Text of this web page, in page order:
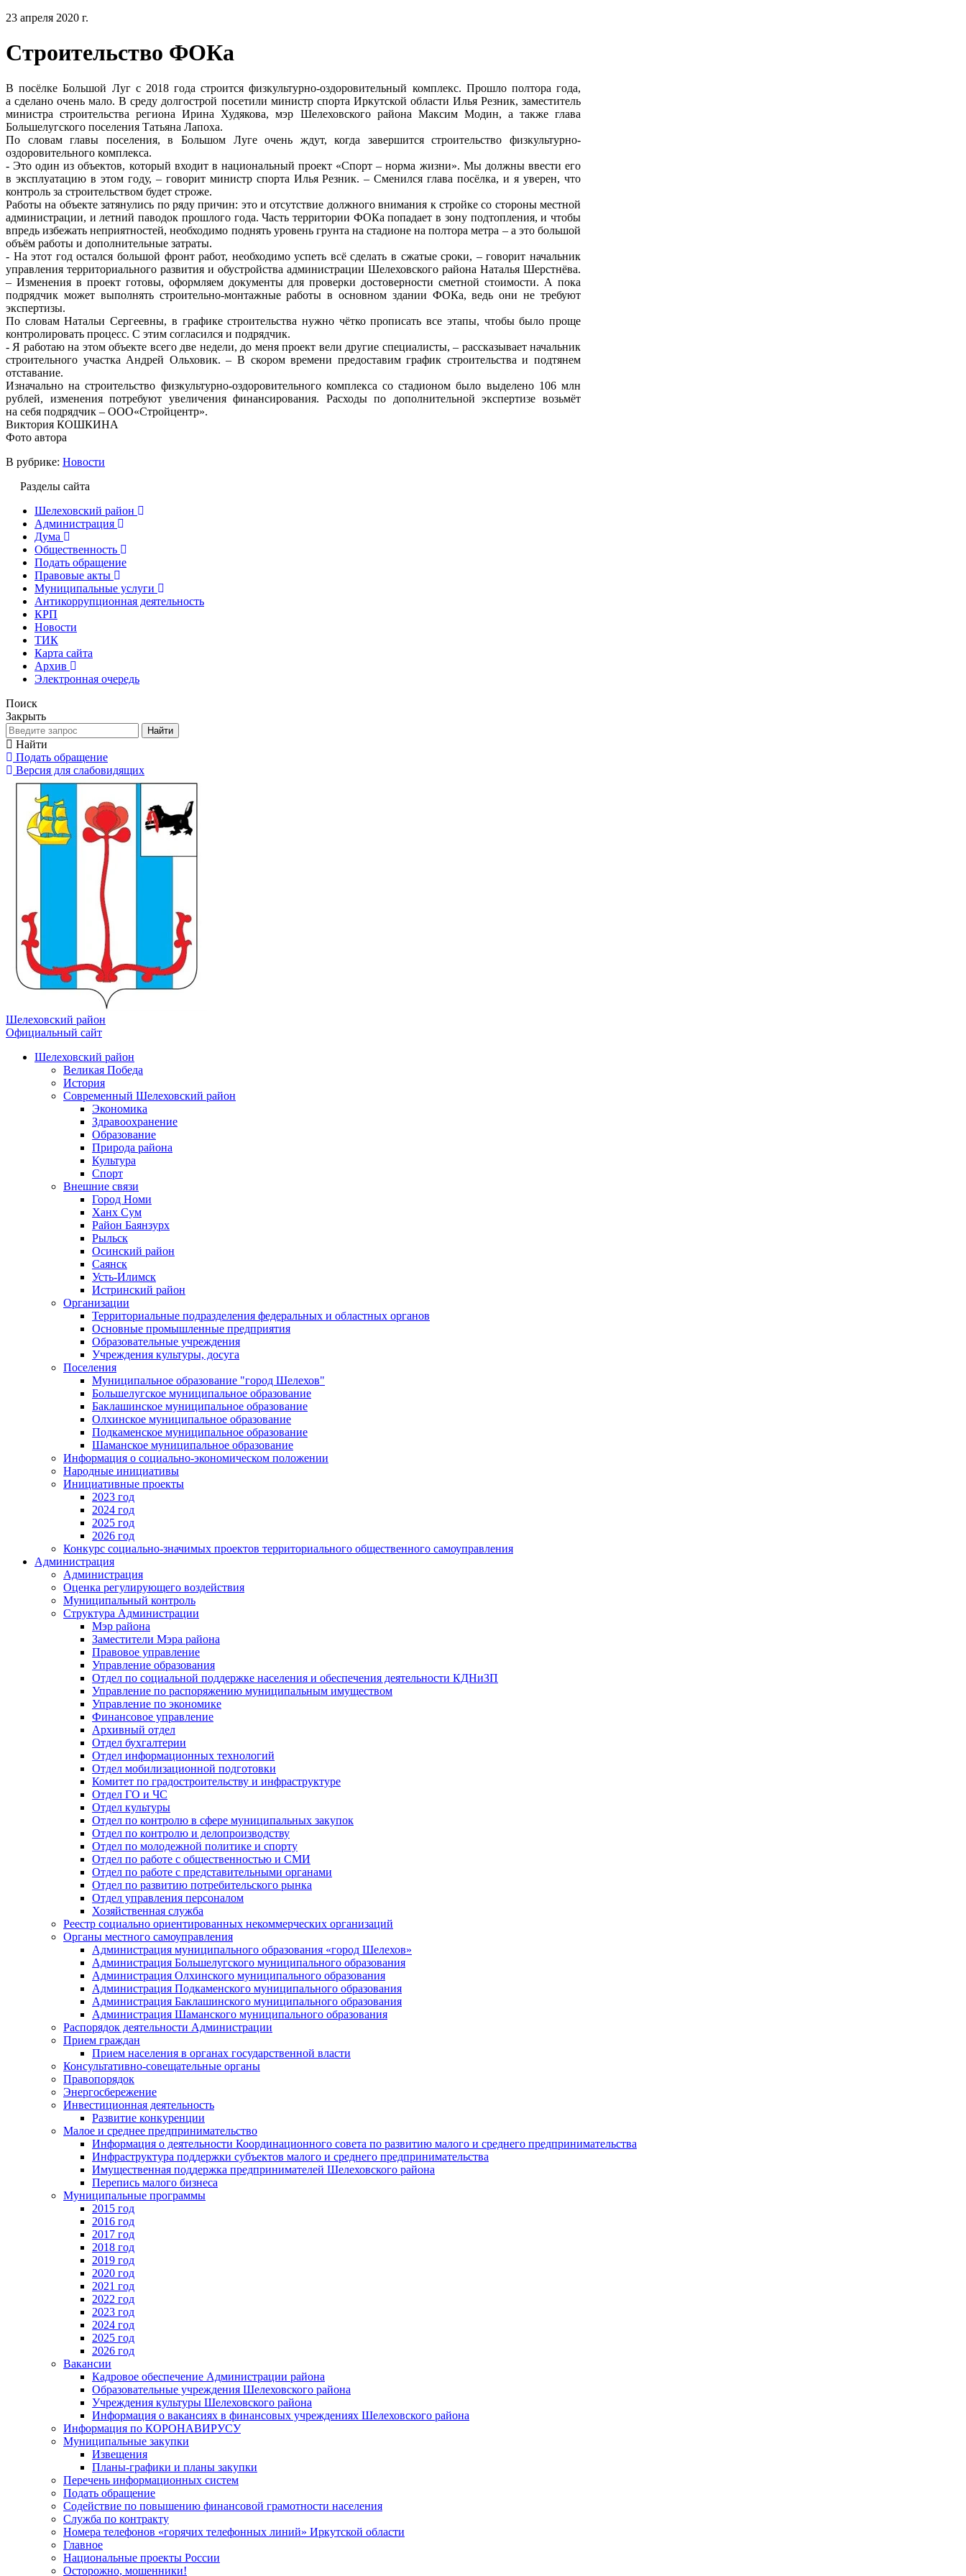
23 апреля 2020 г.
Строительство ФОКа
В посёлке Большой Луг с 2018 года строится физкультурно-оздоровительный комплекс. Прошло полтора года,
а сделано очень мало. В среду долгострой посетили министр спорта Иркутской области Илья Резник, заместитель
министра строительства региона Ирина Худякова, мэр Шелеховского района Максим Модин, а также глава
Большелугского поселения Татьяна Лапоха.
По словам главы поселения, в Большом Луге очень ждут, когда завершится строительство физкультурно-
оздоровительного комплекса.
- Это один из объектов, который входит в национальный проект «Спорт – норма жизни». Мы должны ввести его
в эксплуатацию в этом году, – говорит министр спорта Илья Резник. – Сменился глава посёлка, и я уверен, что
контроль за строительством будет строже.
Работы на объекте затянулись по ряду причин: это и отсутствие должного внимания к стройке со стороны местной
администрации, и летний паводок прошлого года. Часть территории ФОКа попадает в зону подтопления, и чтобы
впредь избежать неприятностей, необходимо поднять уровень грунта на стадионе на полтора метра – а это большой
объём работы и дополнительные затраты.
- На этот год остался большой фронт работ, необходимо успеть всё сделать в сжатые сроки, – говорит начальник
управления территориального развития и обустройства администрации Шелеховского района Наталья Шерстнёва.
– Изменения в проект готовы, оформляем документы для проверки достоверности сметной стоимости. А пока
подрядчик может выполнять строительно-монтажные работы в основном здании ФОКа, ведь они не требуют
экспертизы.
По словам Натальи Сергеевны, в графике строительства нужно чётко прописать все этапы, чтобы было проще
контролировать процесс. С этим согласился и подрядчик.
- Я работаю на этом объекте всего две недели, до меня проект вели другие специалисты, – рассказывает начальник
строительного участка Андрей Ольховик. – В скором времени предоставим график строительства и подтянем
отставание.
Изначально на строительство физкультурно-оздоровительного комплекса со стадионом было выделено 106 млн
рублей, изменения потребуют увеличения финансирования. Расходы по дополнительной экспертизе возьмёт
на себя подрядчик – ООО«Стройцентр».
Виктория КОШКИНА
Фото автора
В рубрике: Новости
Разделы сайта
Шелеховский район
Администрация
Дума
Общественность
Подать обращение
Правовые акты
Муниципальные услуги
Антикоррупционная деятельность
КРП
Новости
ТИК
Карта сайта
Архив
Электронная очередь
Поиск
Закрыть
Найти
Найти
Подать обращение
Версия для слабовидящих
Шелеховский район
Официальный сайт
Шелеховский район
Великая Победа
История
Современный Шелеховский район
Экономика
Здравоохранение
Образование
Природа района
Культура
Спорт
Внешние связи
Город Номи
Ханх Сум
Район Баянзурх
Рыльск
Осинский район
Саянск
Усть-Илимск
Истринский район
Организации
Территориальные подразделения федеральных и областных органов
Основные промышленные предприятия
Образовательные учреждения
Учреждения культуры, досуга
Поселения
Муниципальное образование "город Шелехов"
Большелугское муниципальное образование
Баклашинское муниципальное образование
Олхинское муниципальное образование
Подкаменское муниципальное образование
Шаманское муниципальное образование
Информация о социально-экономическом положении
Народные инициативы
Инициативные проекты
2023 год
2024 год
2025 год
2026 год
Конкурс социально-значимых проектов территориального общественного самоуправления
Администрация
Администрация
Оценка регулирующего воздействия
Муниципальный контроль
Структура Администрации
Мэр района
Заместители Мэра района
Правовое управление
Управление образования
Отдел по социальной поддержке населения и обеспечения деятельности КДНиЗП
Управление по распоряжению муниципальным имуществом
Управление по экономике
Финансовое управление
Архивный отдел
Отдел бухгалтерии
Отдел информационных технологий
Отдел мобилизационной подготовки
Комитет по градостроительству и инфраструктуре
Отдел ГО и ЧС
Отдел культуры
Отдел по контролю в сфере муниципальных закупок
Отдел по контролю и делопроизводству
Отдел по молодежной политике и спорту
Отдел по работе с общественностью и СМИ
Отдел по работе с представительными органами
Отдел по развитию потребительского рынка
Отдел управления персоналом
Хозяйственная служба
Реестр социально ориентированных некоммерческих организаций
Органы местного самоуправления
Администрация муниципального образования «город Шелехов»
Администрация Большелугского муниципального образования
Администрация Олхинского муниципального образования
Администрация Подкаменского муниципального образования
Администрация Баклашинского муниципального образования
Администрация Шаманского муниципального образования
Распорядок деятельности Администрации
Прием граждан
Прием населения в органах государственной власти
Консультативно-совещательные органы
Правопорядок
Энергосбережение
Инвестиционная деятельность
Развитие конкуренции
Малое и среднее предпринимательство
Информация о деятельности Координационного совета по развитию малого и среднего предпринимательства
Инфраструктура поддержки субъектов малого и среднего предпринимательства
Имущественная поддержка предпринимателей Шелеховского района
Перепись малого бизнеса
Муниципальные программы
2015 год
2016 год
2017 год
2018 год
2019 год
2020 год
2021 год
2022 год
2023 год
2024 год
2025 год
2026 год
Вакансии
Кадровое обеспечение Администрации района
Образовательные учреждения Шелеховского района
Учреждения культуры Шелеховского района
Информация о вакансиях в финансовых учреждениях Шелеховского района
Информация по КОРОНАВИРУСУ
Муниципальные закупки
Извещения
Планы-графики и планы закупки
Перечень информационных систем
Подать обращение
Содействие по повышению финансовой грамотности населения
Служба по контракту
Номера телефонов «горячих телефонных линий» Иркутской области
Главное
Национальные проекты России
Осторожно, мошенники!